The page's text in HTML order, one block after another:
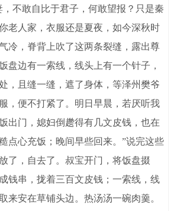
，不敢自比于君子，何敢望报？只是秦
老人家，衣服还是夏夜，如今深秋时
冷，脊背上吹了这两条裂缝，露出尊
盘边有一索线，线头上有一个针子，
，且缝一缝，遮了身体，等泽州樊爷
，便不打紧了。明日早晨，若厌听我
出门，媳妇倒趱得有几文皮钱，也在
点心充饭；晚间早些回来。”说完这些
了，自去了。叔宝开门，将饭盘掇
钱串，拢着三百文皮钱；一索线，线
来安在草铺头边。热汤汤一碗肉羹。